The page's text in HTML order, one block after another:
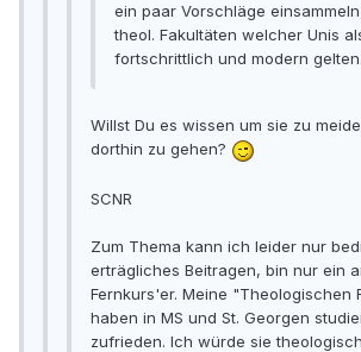
ein paar Vorschläge
theol. Fakultäten welcher Unis
fortschrittlich und modern gelten.
Willst Du es wissen um sie zu
dorthin zu gehen?
SCNR
Zum Thema kann ich leider nur
erträgliches Beitragen, bin nur ein
Fernkurs'er. Meine "Theologischen
haben in MS und St. Georgen
zufrieden. Ich würde sie